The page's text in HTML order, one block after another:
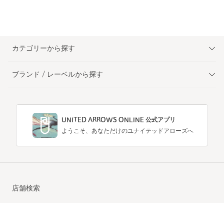
カテゴリーから探す
ブランド / レーベルから探す
UNITED ARROWS ONLINE 公式アプリ
ようこそ、あなただけのユナイテッドアローズへ
店舗検索